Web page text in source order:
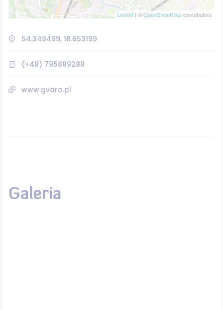
Leaflet | ©OpenStreetMapcontributors
54.349469, 18.653199
(+48) 795889288
www.gvara.pl
Galeria